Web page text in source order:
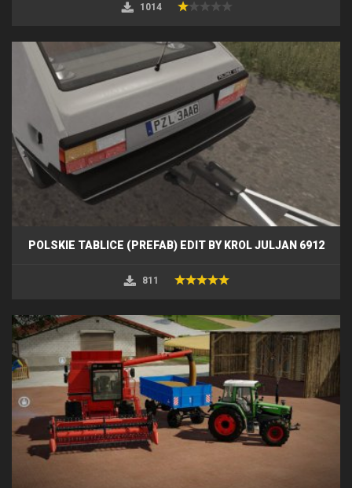
1014
POLSKIE TABLICE (PREFAB) EDIT BY KROL JULJAN 6912
811